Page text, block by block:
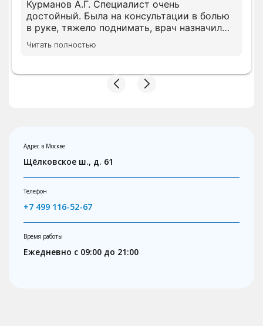
Курманов А.Г. Специалист очень
достойный. Была на консультации в болью
в руке, тяжело поднимать, врач назначил
все необходимое лечение сразу, просил
дождать анализы несколько показателей,
лечение с учетом показателей. В клинике с
вниманием относятся, следят за записью.
Читать полностью
Адрес в Москве
Щёлковское ш., д. 61
Телефон
+7 499 116-52-67
Время работы
Ежедневно с 09:00 до 21:00